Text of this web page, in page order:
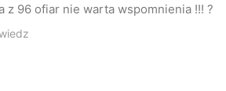
z 96 ofiar nie warta wspomnienia !!! ?